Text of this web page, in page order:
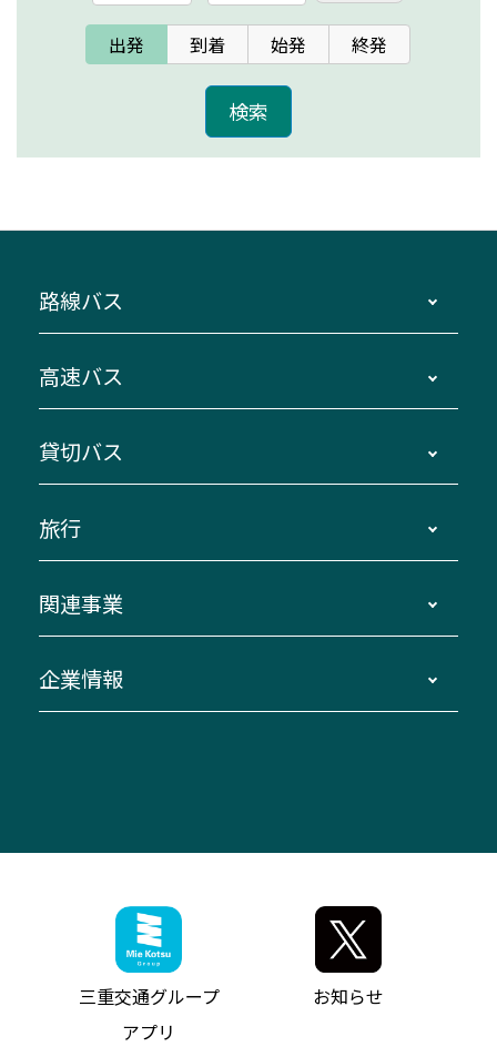
出発 到着 始発 終発
路線バス
主要停留所案内図・時刻表
路線バスのご利用方法
三重交通接近情報バスロケーションシステム
ダイヤ改正情報
迂回・休止について
臨時バスについて
伊勢二見鳥羽周遊バスCANばす
「みえブルーライン」（三重大学病院直通バ
神都ライナー
ミジュマルのラッピングバス（鈴鹿管内）
参宮バス
神都バス
パールシャトル
高速バス
南紀・VISON～横浜・東京・埼玉
伊賀～名古屋
南紀～VISON～名古屋
湯の山温泉～名古屋
桑名・長島温泉・金城ふ頭駅～中部国際空港
（休止中）
お客様駐車場のご案内
アイコンの説明
インターネット予約
よくあるご質問
お問い合わせ
貸切バス
貸切バスのご利用について
お問い合わせ
旅行
貸切バス団体旅行
美し国周遊ばす
関連事業
自家用自動車車両運行管理
ザ・バスコレクション三重交通バスセット
三重交通公式グッズ
企業情報
ファンコーナー
お問い合わせ
お知らせ・最新情報一覧
ニュースリリース
三重交通グループ
アプリ
お知らせ